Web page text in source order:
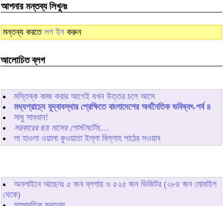
আপনার মন্তব্য লিখুনঃ
মন্তব্য করতে লগ ইন করুন
আলোচিত ব্লগ
মস্তিষ্ক কাজ করার আগেই যখন উত্তর চলে আসে
মধ্যপ্রাচ্যে যুদ্বাবস্থার প্রেক্ষিতে বাংলাদেশের অর্থনৈতিক ভবিষ্যৎ-পর্ব ৪
সাধু সাবধান!
সরকারের ছয় মাসের পোস্টমর্টেম....
লা হাওলা ওয়ালা কুওয়াতা ইল্লা বিল্লাহ পাঠের সওয়াব
অনলাইনে আছেনঃ ৫ জন ব্লগার ও ৫২৫ জন ভিজিটর (২৮৪ জন মোবাইল
থেকে)